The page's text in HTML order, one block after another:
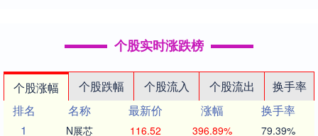
个股实时涨跌榜
个股涨幅 个股跌幅 个股流入 个股流出
换手率
排名
名称 最新价 涨幅
换手率
1
N展芯 116.52 396.89% 79.39%